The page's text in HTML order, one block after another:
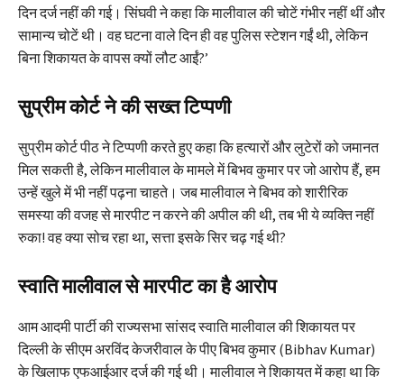
दिन दर्ज नहीं की गई। सिंघवी ने कहा कि मालीवाल की चोटें गंभीर नहीं थीं और
सामान्य चोटें थी। वह घटना वाले दिन ही वह पुलिस स्टेशन गईं थी, लेकिन
बिना शिकायत के वापस क्यों लौट आईं?’
सुप्रीम कोर्ट ने की सख्त टिप्पणी
सुप्रीम कोर्ट पीठ ने टिप्पणी करते हुए कहा कि हत्यारों और लुटेरों को जमानत
मिल सकती है, लेकिन मालीवाल के मामले में बिभव कुमार पर जो आरोप हैं, हम
उन्हें खुले में भी नहीं पढ़ना चाहते। जब मालीवाल ने बिभव को शारीरिक
समस्या की वजह से मारपीट न करने की अपील की थी, तब भी ये व्यक्ति नहीं
रुका! वह क्या सोच रहा था, सत्ता इसके सिर चढ़ गई थी?
स्वाति मालीवाल से मारपीट का है आरोप
आम आदमी पार्टी की राज्यसभा सांसद स्वाति मालीवाल की शिकायत पर
दिल्ली के सीएम अरविंद केजरीवाल के पीए बिभव कुमार (Bibhav Kumar)
के खिलाफ एफआईआर दर्ज की गई थी। मालीवाल ने शिकायत में कहा था कि